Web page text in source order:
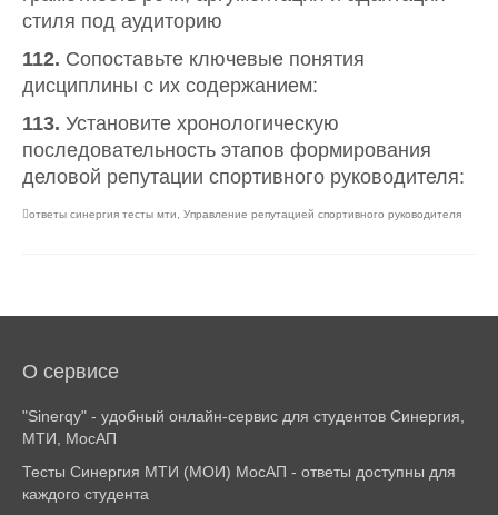
стиля под аудиторию
112. Сопоставьте ключевые понятия
дисциплины с их содержанием:
113. Установите хронологическую
последовательность этапов формирования
деловой репутации спортивного руководителя:
ответы синергия тесты мти Управление репутацией спортивного руководителя
О сервисе
"Sinerqy" - удобный онлайн-сервис для студентов Синергия,
МТИ, МосАП
Тесты Синергия МТИ (МОИ) МосАП - ответы доступны для
каждого студента